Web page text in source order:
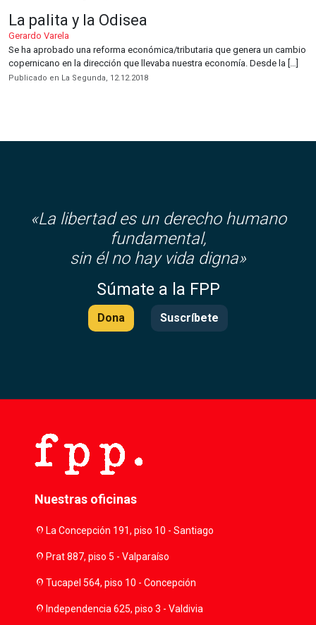
La palita y la Odisea
Gerardo Varela
Se ha aprobado una reforma económica/tributaria que genera un cambio
copernicano en la dirección que llevaba nuestra economía. Desde la […]
Publicado en La Segunda, 12.12.2018
«La libertad es un derecho humano
fundamental,
sin él no hay vida digna»
Súmate a la FPP
Dona Suscríbete
Nuestras oficinas
location_onLa Concepción 191, piso 10 - Santiago
location_onPrat 887, piso 5 - Valparaíso
location_onTucapel 564, piso 10 - Concepción
location_onIndependencia 625, piso 3 - Valdivia